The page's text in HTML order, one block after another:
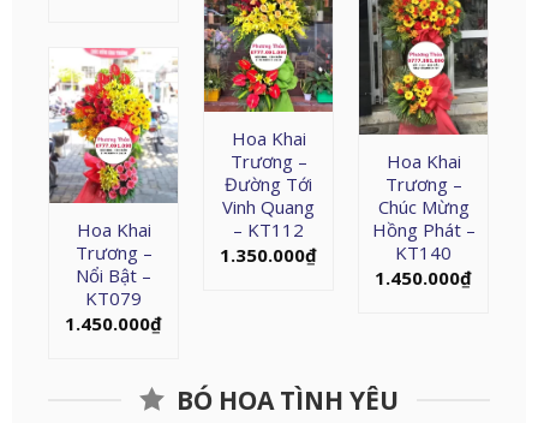
Hoa Khai
Trương –
Đường Tới
Vinh Quang
– KT112
1.350.000₫
Hoa Khai
Trương –
Chúc Mừng
Hồng Phát –
KT140
1.450.000₫
Hoa Khai
Trương –
Nổi Bật –
KT079
1.450.000₫
BÓ HOA TÌNH YÊU